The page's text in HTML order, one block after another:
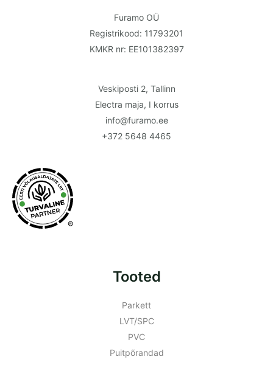
Furamo OÜ
Registrikood: 11793201
KMKR nr: EE101382397
Veskiposti 2, Tallinn
Electra maja, I korrus
info@furamo.ee
+372 5648 4465
®
Tooted
Parkett
LVT/SPC
PVC
Puitpõrandad